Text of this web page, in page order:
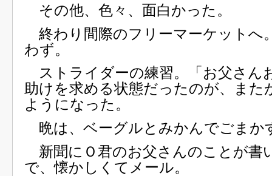
その他、色々、面白かった。
終わり間際のフリーマーケットへ
わず。
ストライダーの練習。「お父さん
助けを求める状態だったのが、また
ようになった。
晩は、ベーグルとみかんでごまか
新聞にＯ君のお父さんのことが書
で、懐かしくてメール。